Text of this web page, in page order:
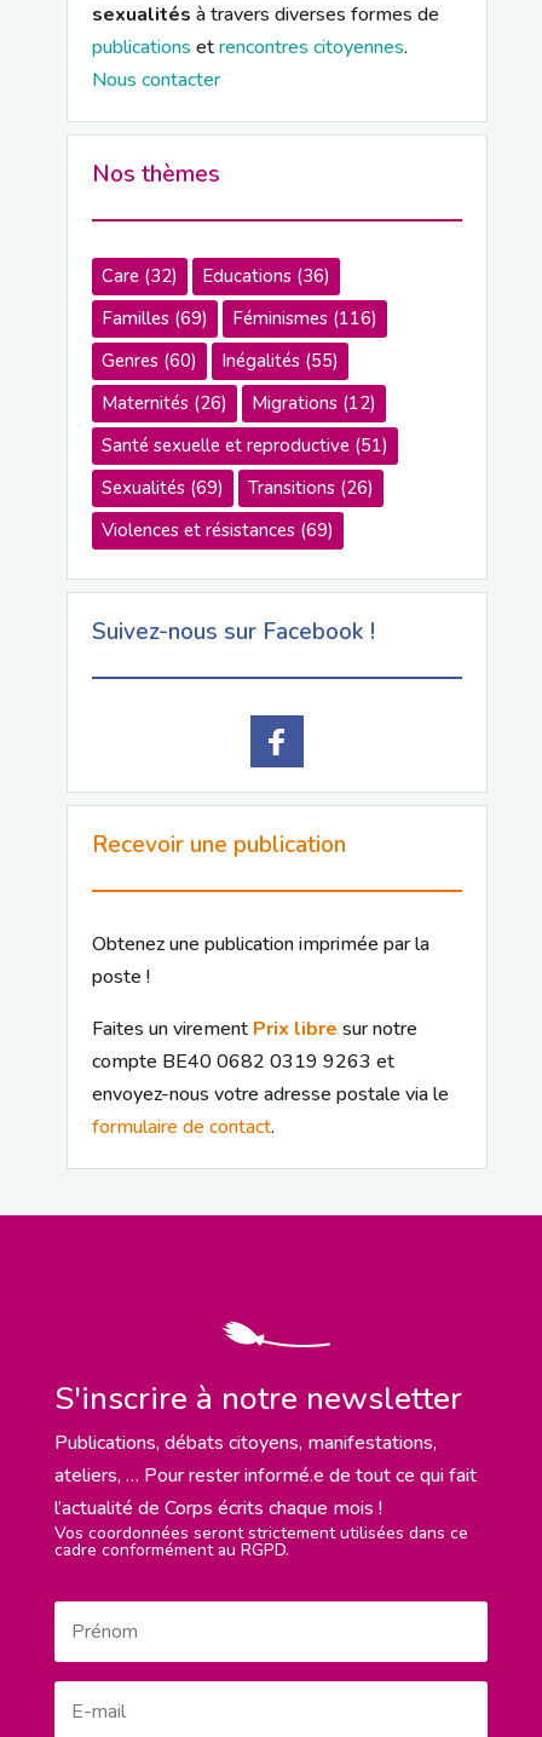
sexualités à travers diverses formes de
publications etrencontres citoyennes.
Nous contacter
Nos thèmes
Care(32) Educations(36)
Familles(69) Féminismes(116)
Genres(60) Inégalités(55)
Maternités(26) Migrations(12)
Santé sexuelle et reproductive(51)
Sexualités(69) Transitions(26)
Violences et résistances(69)
Suivez-nous sur Facebook !
Recevoir une publication
Obtenez une publication imprimée par la
poste !
Faites un virement Prix libre sur notre
compte BE40 0682 0319 9263 et
envoyez-nous votre adresse postale via le
formulaire de contact.
S'inscrire à notre newsletter
Publications, débats citoyens, manifestations,
ateliers, … Pour rester informé.e de tout ce qui fait
l’actualité de Corps écrits chaque mois !
Vos coordonnées seront strictement utilisées dans ce
cadre conformément au RGPD.